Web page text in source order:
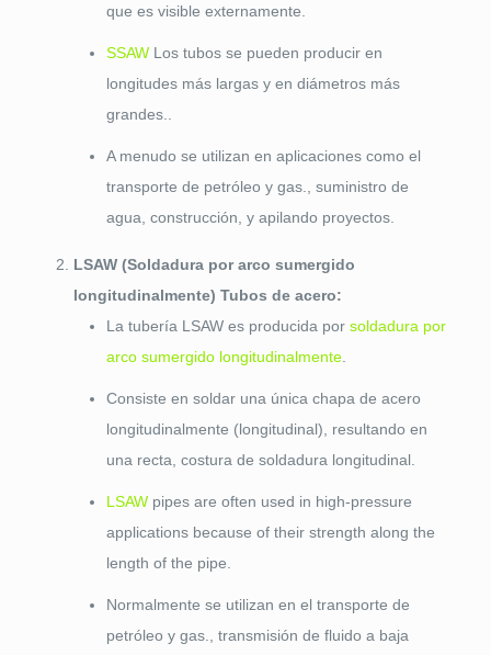
que es visible externamente.
SSAWLos tubos se pueden producir en
longitudes más largas y en diámetros más
grandes..
A menudo se utilizan en aplicaciones como el
transporte de petróleo y gas., suministro de
agua, construcción, y apilando proyectos.
LSAW (Soldadura por arco sumergido
longitudinalmente) Tubos de acero:
La tubería LSAW es producida por soldadura por
arco sumergido longitudinalmente.
Consiste en soldar una única chapa de acero
longitudinalmente (longitudinal), resultando en
una recta, costura de soldadura longitudinal.
LSAW pipes are often used in high-pressure
applications because of their strength along the
length of the pipe
Normalmente se utilizan en el transporte de
petróleo y gas., transmisión de fluido a baja